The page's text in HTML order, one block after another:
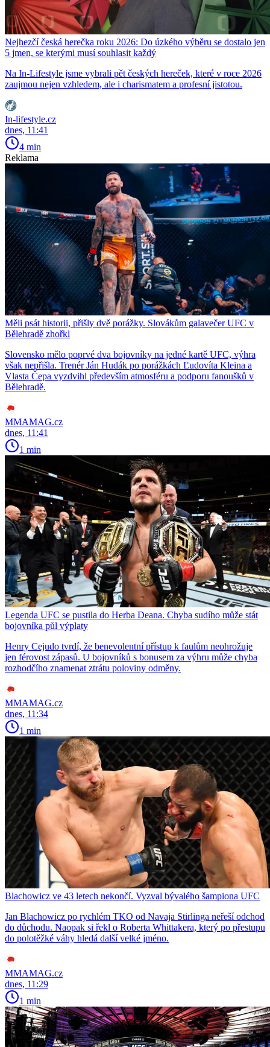
Nejhezčí česká herečka roku 2026: Do úzkého výběru se dostalo jen
5 jmen, se kterými musí souhlasit každý
Na In-Lifestyle jsme vybrali pět českých hereček, které v roce 2026
zaujmou nejen vzhledem, ale i charismatem a profesní jistotou.
In-lifestyle.cz
dnes, 11:41
4 min
Reklama
Měli psát historii, přišly dvě porážky. Slovákům galavečer UFC v
Bělehradě zhořkl
Slovensko mělo poprvé dva bojovníky na jedné kartě UFC, výhra
však nepřišla. Trenér Ján Hudák po porážkách Ľudovíta Kleina a
Vlasta Čepa vyzdvihl především atmosféru a podporu fanoušků v
Bělehradě.
MMAMAG.cz
dnes, 11:41
1 min
Legenda UFC se pustila do Herba Deana. Chyba sudího může stát
bojovníka půl výplaty
Henry Cejudo tvrdí, že benevolentní přístup k faulům neohrožuje
jen férovost zápasů. U bojovníků s bonusem za výhru může chyba
rozhodčího znamenat ztrátu poloviny odměny.
MMAMAG.cz
dnes, 11:34
1 min
Blachowicz ve 43 letech nekončí. Vyzval bývalého šampiona UFC
Jan Blachowicz po rychlém TKO od Navaja Stirlinga neřeší odchod
do důchodu. Naopak si řekl o Roberta Whittakera, který po přestupu
do polotěžké váhy hledá další velké jméno.
MMAMAG.cz
dnes, 11:29
1 min